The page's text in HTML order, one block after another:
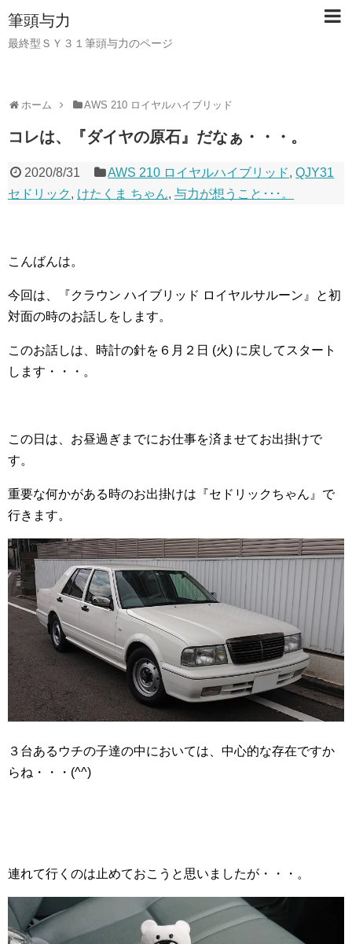
筆頭与力
最終型ＳＹ３１筆頭与力のページ
ホーム AWS 210 ロイヤルハイブリッド
コレは、『ダイヤの原石』だなぁ・・・。
2020/8/31 AWS 210 ロイヤルハイブリッド,QJY31
セドリック , けたくま ちゃん, 与力が想うこと･･･。
こんばんは。
今回は、『クラウン ハイブリッド ロイヤルサルーン』と初
対面の時のお話しをします。
このお話しは、時計の針を６月２日 (火) に戻してスタート
します・・・。
この日は、お昼過ぎまでにお仕事を済ませてお出掛けで
す。
重要な何かがある時のお出掛けは『セドリックちゃん』で
行きます。
３台あるウチの子達の中においては、中心的な存在ですか
らね・・・(^^)
連れて行くのは止めておこうと思いましたが・・・。